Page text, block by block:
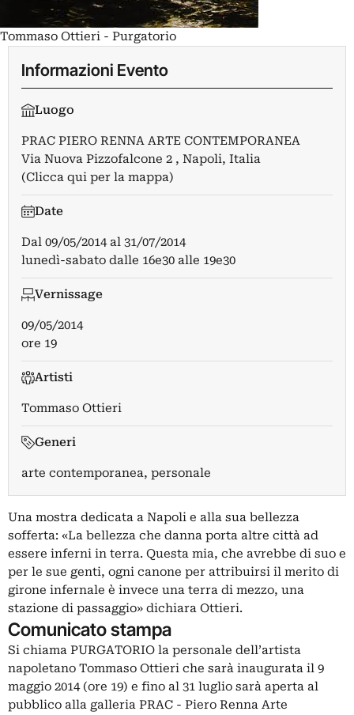
Tommaso Ottieri - Purgatorio
Informazioni Evento
Luogo
PRAC PIERO RENNA ARTE CONTEMPORANEA
Via Nuova Pizzofalcone 2 , Napoli, Italia
(Clicca qui per la mappa)
Date
Dal 09/05/2014al 31/07/2014
lunedì-sabato dalle 16e30 alle 19e30
Vernissage
09/05/2014
ore 19
Artisti
Tommaso Ottieri
Generi
arte contemporanea, personale
Una mostra dedicata a Napoli e alla sua bellezza
sofferta: «La bellezza che danna porta altre città ad
essere inferni in terra. Questa mia, che avrebbe di suo e
per le sue genti, ogni canone per attribuirsi il merito di
girone infernale è invece una terra di mezzo, una
stazione di passaggio» dichiara Ottieri.
Comunicato stampa
Si chiama PURGATORIO la personale dell’artista
napoletano Tommaso Ottieri che sarà inaugurata il 9
maggio 2014 (ore 19) e fino al 31 luglio sarà aperta al
pubblico alla galleria PRAC - Piero Renna Arte